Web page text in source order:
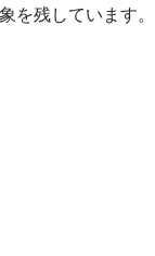
を残しています。